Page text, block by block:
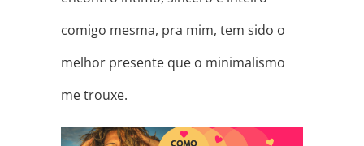
comigo mesma, pra mim, tem sido o
melhor presente que o minimalismo
me trouxe.